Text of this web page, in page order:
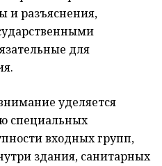
и разъяснения,
для
уделяется
специальных
входных групп,
здания, санитарных